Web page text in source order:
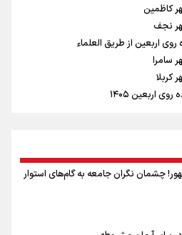
کاظمین
نجف
روی اربعین از طریق العلماء
سامرا
کربلا
اربعین ۱۴۰۵
چشمان نگران جامعه به گام‌های استوار